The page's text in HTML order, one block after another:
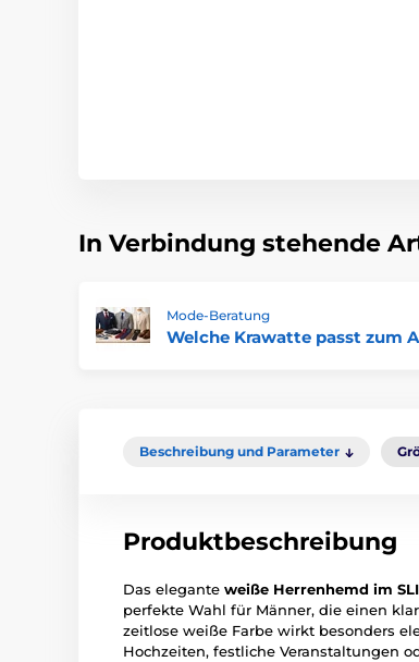
In Verbindung stehende
Mode-Beratung
Welche Krawatte passt zum
Beschreibung und Parameter
Produktbeschreibung
Das elegante weiße Herrenhemd im
perfekte Wahl für Männer, die einen
zeitlose weiße Farbe wirkt besonders
Hochzeiten, festliche Veranstaltungen